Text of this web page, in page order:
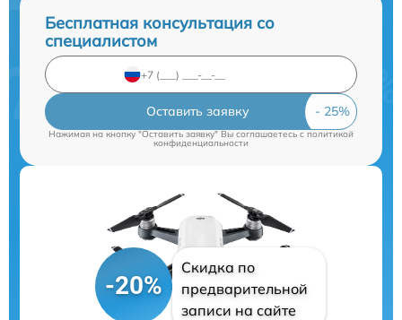
Бесплатная консультация со
специалистом
Оставить заявку
Нажимая на кнопку "Оставить заявку" Вы соглашаетесь cполитикой
конфиденциальности
-20%
Скидка по
предварительной
записи на сайте